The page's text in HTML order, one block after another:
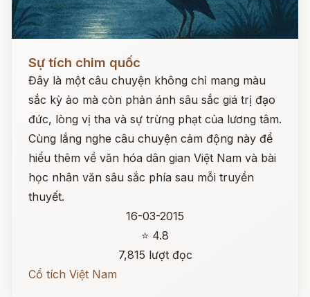
Sự tích chim quốc
Đây là một câu chuyện không chỉ mang màu
sắc kỳ ảo mà còn phản ánh sâu sắc giá trị đạo
đức, lòng vị tha và sự trừng phạt của lương tâm.
Cùng lắng nghe câu chuyện cảm động này để
hiểu thêm về văn hóa dân gian Việt Nam và bài
học nhân văn sâu sắc phía sau mỗi truyền
thuyết.
16-03-2015
⭐ 4.8
7,815 lượt đọc
Cổ tích Việt Nam